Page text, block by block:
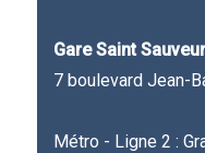
Gare Saint
7 boulevard Jean-
Métro - Ligne 2 :